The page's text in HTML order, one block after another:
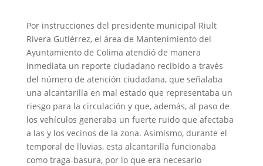
Por instrucciones del presidente municipal Riult
Rivera Gutiérrez, el área de Mantenimiento del
Ayuntamiento de Colima atendió de manera
inmediata un reporte ciudadano recibido a través
del número de atención ciudadana, que señalaba
una alcantarilla en mal estado que representaba un
riesgo para la circulación y que, además, al paso de
los vehículos generaba un fuerte ruido que afectaba
a las y los vecinos de la zona. Asimismo, durante el
temporal de lluvias, esta alcantarilla funcionaba
como traga-basura, por lo que era necesario